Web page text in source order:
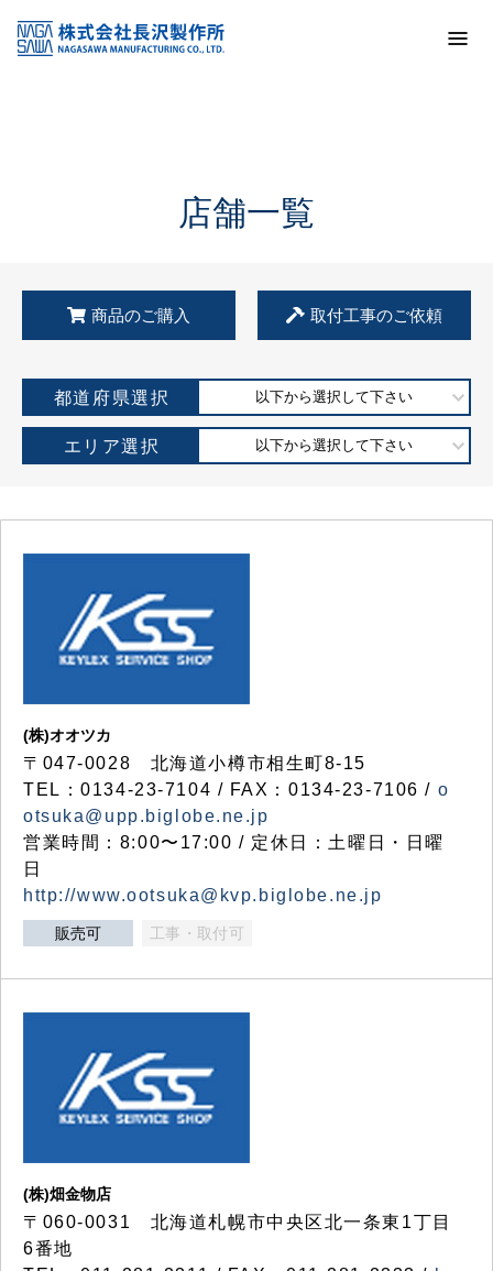
KSS加盟店・取扱店情報
店舗一覧
店舗一覧
商品のご購入 取付工事のご依頼
都道府県選択 以下から選択して下さい
エリア選択 以下から選択して下さい
(株)オオツカ
〒047-0028 北海道小樽市相生町8-15
TEL：0134-23-7104 / FAX：0134-23-7106 / o
otsuka@upp.biglobe.ne.jp
営業時間：8:00〜17:00 / 定休日：土曜日・日曜
日
http://www.ootsuka@kvp.biglobe.ne.jp
販売可 工事・取付可
(株)畑金物店
〒060-0031 北海道札幌市中央区北一条東1丁目
6番地